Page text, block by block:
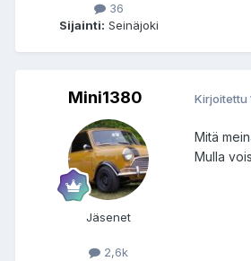
36
Sijainti: Seinäjoki
Mini1380
Jäsenet
2,6k
Kirjoitettu
Mitä
Mulla